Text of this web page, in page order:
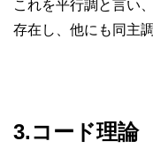
これを平行調と言い
存在し、他にも同主
3.コード理論